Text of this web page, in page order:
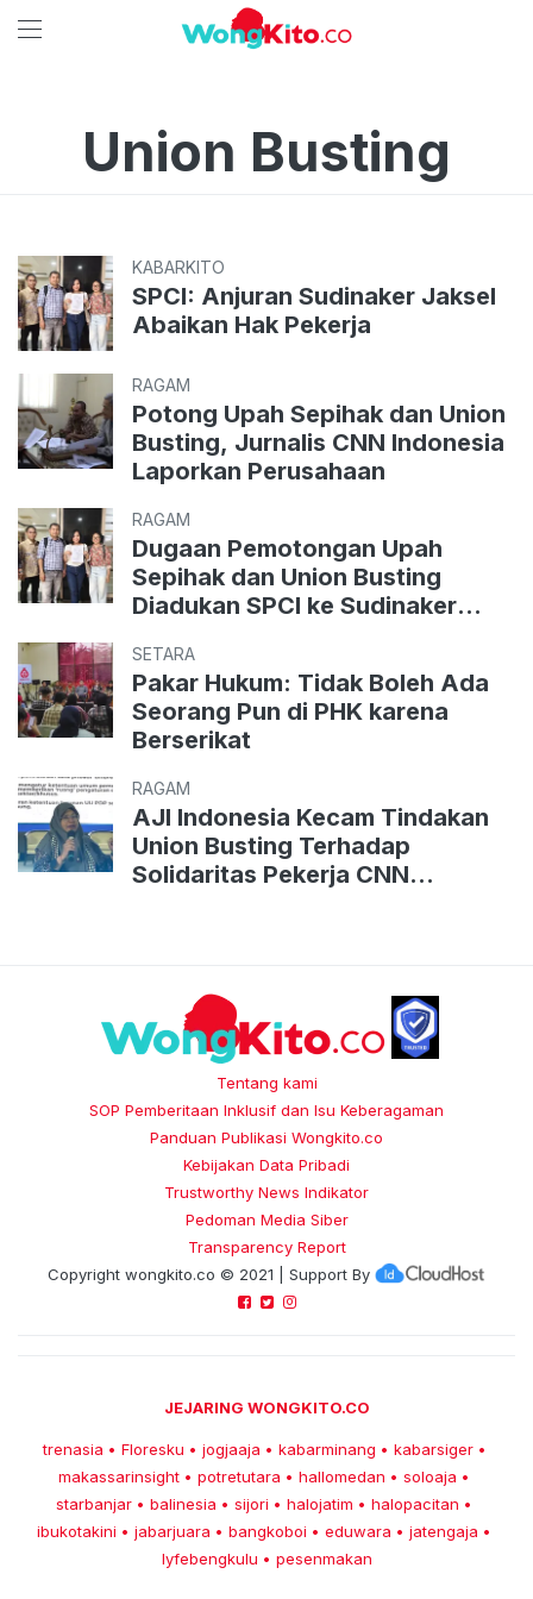
Union Busting
KABARKITO
SPCI: Anjuran Sudinaker Jaksel
Abaikan Hak Pekerja
RAGAM
Potong Upah Sepihak dan Union
Busting, Jurnalis CNN Indonesia
Laporkan Perusahaan
RAGAM
Dugaan Pemotongan Upah
Sepihak dan Union Busting
Diadukan SPCI ke Sudinaker
SETARA
Pakar Hukum: Tidak Boleh Ada
Seorang Pun di PHK karena
Berserikat
RAGAM
AJI Indonesia Kecam Tindakan
Union Busting Terhadap
Solidaritas Pekerja CNN
Tentang kami
SOP Pemberitaan Inklusif dan Isu Keberagaman
Panduan Publikasi Wongkito.co
Kebijakan Data Pribadi
Trustworthy News Indikator
Pedoman Media Siber
Transparency Report
Copyright wongkito.co © 2021 | Support By
JEJARING WONGKITO.CO
trenasia • Floresku • jogjaaja • kabarminang • kabarsiger •
makassarinsight • potretutara • hallomedan • soloaja •
starbanjar • balinesia • sijori • halojatim • halopacitan •
ibukotakini • jabarjuara • bangkoboi • eduwara • jatengaja •
lyfebengkulu • pesenmakan